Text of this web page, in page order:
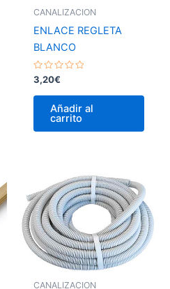
CANALIZACION
ENLACE REGLETA
BLANCO
Valorado
con
0
3,20€
Añadir al
carrito
CANALIZACION